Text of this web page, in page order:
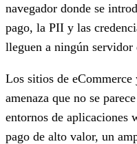
navegador donde se
pago, la PII y las
lleguen a ningún
Los sitios de
amenaza que no se
entornos de aplicaciones
pago de alto valor, un